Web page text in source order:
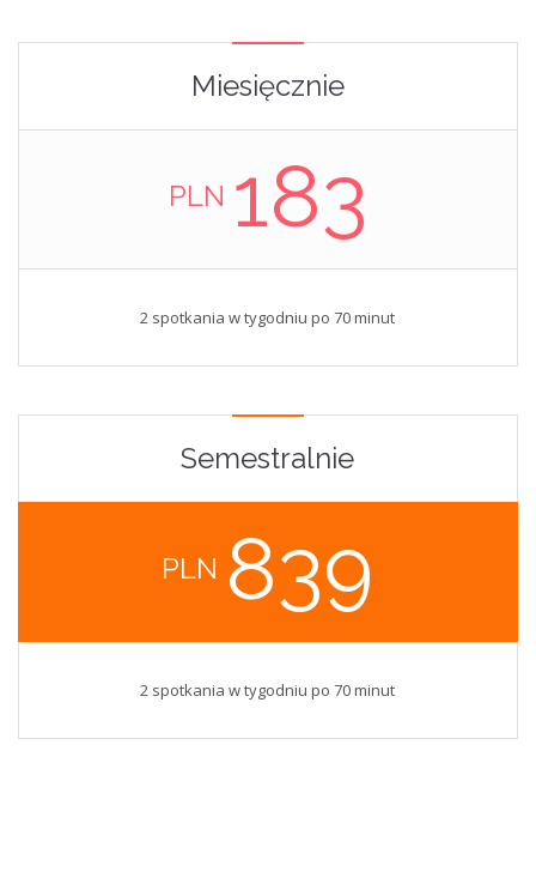
Miesięcznie
PLN 183
2 spotkania w tygodniu po 70 minut
Semestralnie
PLN 839
2 spotkania w tygodniu po 70 minut